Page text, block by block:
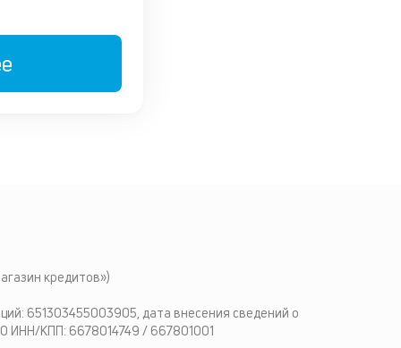
кредитов»)
651303455003905, дата внесения сведений о
ИНН/КПП: 6678014749 / 667801001